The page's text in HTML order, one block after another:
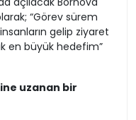
“Görev sürem
gelip ziyaret
en büyük hedefim”
uzanan bir